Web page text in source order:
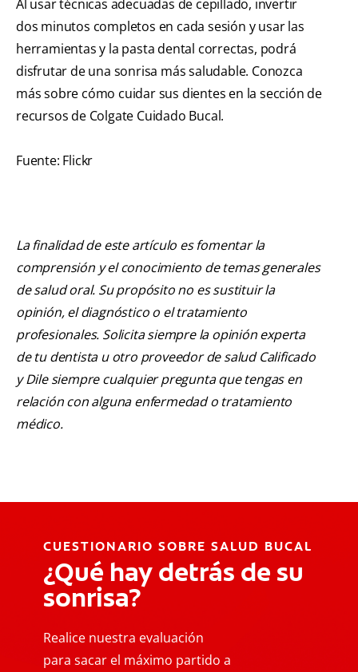
Al usar técnicas adecuadas de cepillado, invertir
dos minutos completos en cada sesión y usar las
herramientas y la pasta dental correctas, podrá
disfrutar de una sonrisa más saludable. Conozca
más sobre cómo cuidar sus dientes en la sección de
recursos de Colgate Cuidado Bucal.
Fuente: Flickr
La finalidad de este artículo es fomentar la
comprensión y el conocimiento de temas generales
de salud oral. Su propósito no es sustituir la
opinión, el diagnóstico o el tratamiento
profesionales. Solicita siempre la opinión experta
de tu dentista u otro proveedor de salud Calificado
y Dile siempre cualquier pregunta que tengas en
relación con alguna enfermedad o tratamiento
médico.
CUESTIONARIO SOBRE SALUD BUCAL
¿Qué hay detrás de su
sonrisa?
Realice nuestra evaluación
para sacar el máximo partido a